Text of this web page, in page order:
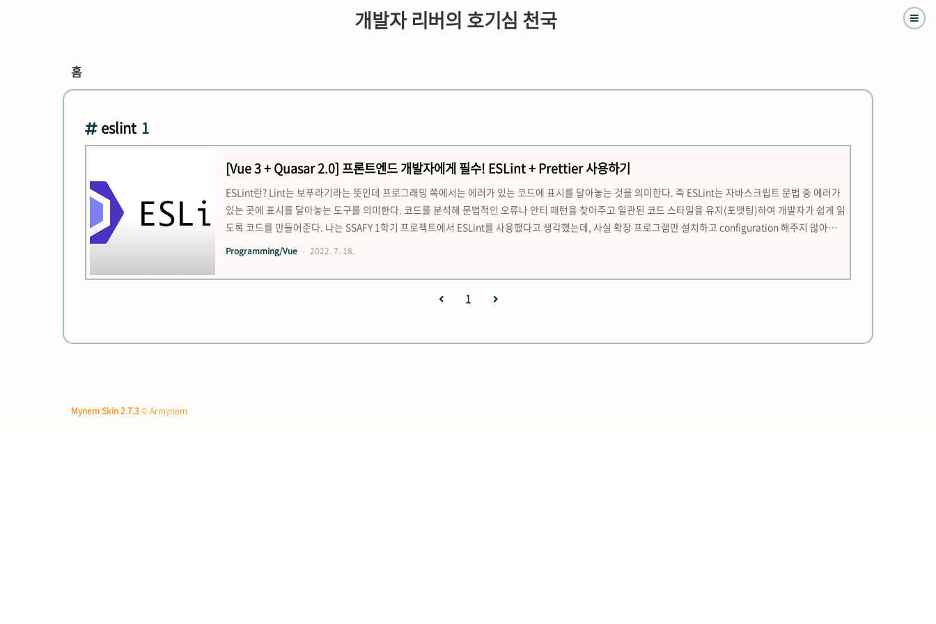
개발자 리버의 호기심 천국
홈
eslint 1
[Vue 3 + Quasar 2.0] 프론트엔드 개발자에게 필수! ESLint + Prettier 사용하기
ESLint란? Lint는 보푸라기라는 뜻인데 프로그래밍 쪽에서는 에러가 있는 코드에 표시를 달아놓는 것을 의미한다. 즉 ESLint는 자바스크립트 문법 중 에러가
있는 곳에 표시를 달아놓는 도구를 의미한다. 코드를 분석해 문법적인 오류나 안티 패턴을 찾아주고 일관된 코드 스타일을 유지(포맷팅)하여 개발자가 쉽게 읽
도록 코드를 만들어준다. 나는 SSAFY 1학기 프로젝트에서 ESLint를 사용했다고 생각했는데, 사실 확장 프로그램만 설치하고 configuration 해주지 않아서
결국 아무것도 사용하지 않은 꼴이 되었다 ㅋㅋㅋㅋ 나와 같은 실수를 하지 않으려면 글에서 서술하듯 1. ESLint, Prettier npm install 2. VSCode 관련 확장
Programming/Vue 2022. 7. 18.
1
Mynem Skin 2.7.3© Armynem